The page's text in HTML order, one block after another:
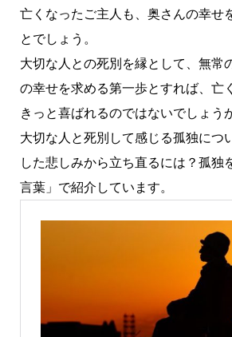
亡くなったご主人も、奥さんの幸せ
とでしょう。
大切な人との死別を縁として、無常
の幸せを求める第一歩とすれば、亡
きっと喜ばれるのではないでしょう
大切な人と死別して感じる孤独につ
した悲しみから立ち直るには？孤独
言葉」で紹介しています。